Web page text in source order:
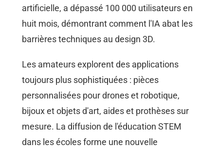
artificielle, a dépassé 100 000 utilisateurs en
huit mois, démontrant comment l'IA abat les
barrières techniques au design 3D.
Les amateurs explorent des applications
toujours plus sophistiquées : pièces
personnalisées pour drones et robotique,
bijoux et objets d'art, aides et prothèses sur
mesure. La diffusion de l'éducation STEM
dans les écoles forme une nouvelle